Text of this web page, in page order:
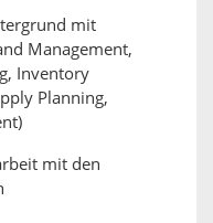
mit
Management,
Inventory
Planning,
mit den